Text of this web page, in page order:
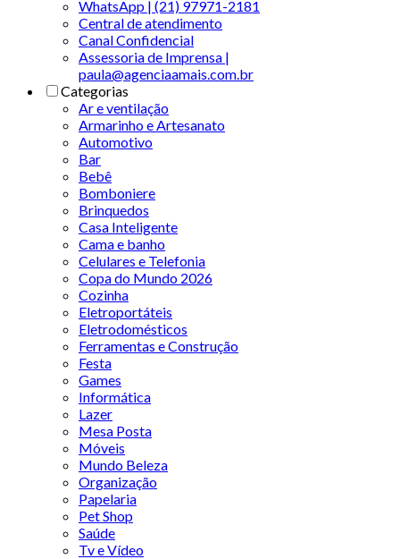
WhatsApp | (21) 97971-2181
Central de atendimento
Canal Confidencial
Assessoria de Imprensa |
paula@agenciaamais.com.br
Categorias
Ar e ventilação
Armarinho e Artesanato
Automotivo
Bar
Bebê
Bomboniere
Brinquedos
Casa Inteligente
Cama e banho
Celulares e Telefonia
Copa do Mundo 2026
Cozinha
Eletroportáteis
Eletrodomésticos
Ferramentas e Construção
Festa
Games
Informática
Lazer
Mesa Posta
Móveis
Mundo Beleza
Organização
Papelaria
Pet Shop
Saúde
Tv e Vídeo